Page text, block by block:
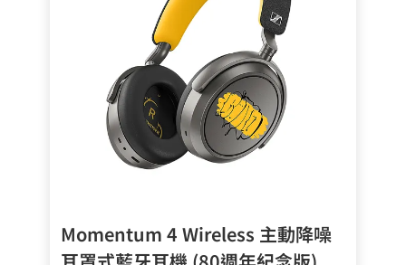
Momentum 4 Wireless 主動降噪